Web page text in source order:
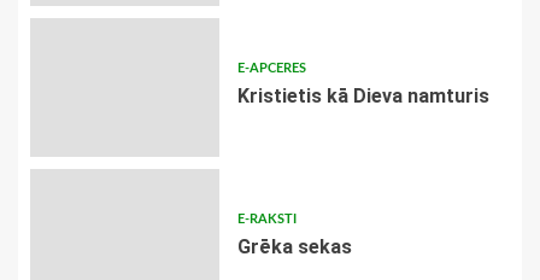
E-APCERES
Kristietis kā Dieva namturis
E-RAKSTI
Grēka sekas